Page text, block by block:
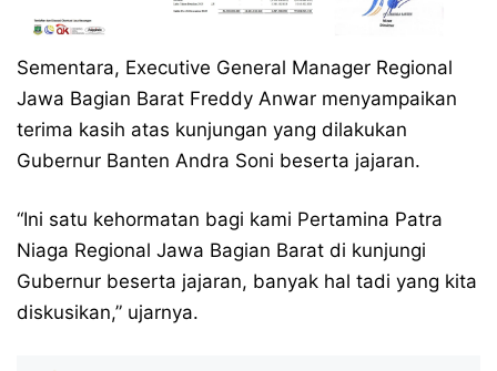
Sementara, Executive General Manager Regional
Jawa Bagian Barat Freddy Anwar menyampaikan
terima kasih atas kunjungan yang dilakukan
Gubernur Banten Andra Soni beserta jajaran.
“Ini satu kehormatan bagi kami Pertamina Patra
Niaga Regional Jawa Bagian Barat di kunjungi
Gubernur beserta jajaran, banyak hal tadi yang kita
diskusikan,” ujarnya.